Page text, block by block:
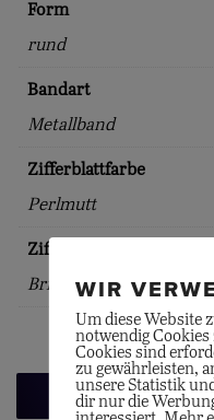
Form
rund
Bandart
Metallband
Zifferblattfarbe
Perlmutt
Zifferblattindex
Brillanten
Zurück zur Übersicht
WIR
Um diese Website
notwendig Cookies
Cookies sind
zu gewährleisten,
unsere Statistik
dir nur die